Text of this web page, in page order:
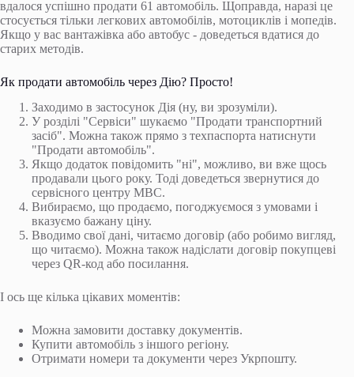
вдалося успішно продати 61 автомобіль. Щоправда, наразі це
стосується тільки легкових автомобілів, мотоциклів і мопедів.
Якщо у вас вантажівка або автобус - доведеться вдатися до
старих методів.
Як продати автомобіль через Дію? Просто!
Заходимо в застосунок Дія (ну, ви зрозуміли).
У розділі "Сервіси" шукаємо "Продати транспортний
засіб". Можна також прямо з техпаспорта натиснути
"Продати автомобіль".
Якщо додаток повідомить "ні", можливо, ви вже щось
продавали цього року. Тоді доведеться звернутися до
сервісного центру МВС.
Вибираємо, що продаємо, погоджуємося з умовами і
вказуємо бажану ціну.
Вводимо свої дані, читаємо договір (або робимо вигляд,
що читаємо). Можна також надіслати договір покупцеві
через QR-код або посилання.
І ось ще кілька цікавих моментів:
Можна замовити доставку документів.
Купити автомобіль з іншого регіону.
Отримати номери та документи через Укрпошту.